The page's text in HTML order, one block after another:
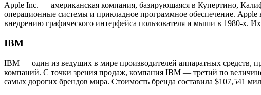
Apple Inc. — американская компания, базирующаяся в Купертино,
операционные системы и прикладное программное обеспечение.
внедрению графического интерфейса пользователя и мыши в 1980-х.
IBM
IBM — один из ведущих в мире производителей аппаратных средств,
компаний. С точки зрения продаж, компания IBM — третий по
самых дорогих брендов мира. Стоимость бренда составила $107,541